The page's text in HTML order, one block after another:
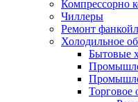
Компрессорно
Чиллеры
Ремонт
Холодильное
Бытовые
Торговое